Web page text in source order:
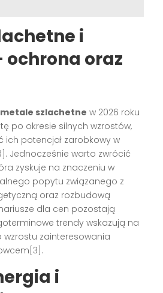
i
ochrona oraz
metale szlachetne w 2026 roku
po okresie silnych wzrostów,
potencjał zarobkowy w
. Jednocześnie warto zwrócić
zyskuje na znaczeniu w
popytu związanego z
oraz rozbudową
dla cen pozostają
trendy wskazują na
zainteresowania
[3] .
i